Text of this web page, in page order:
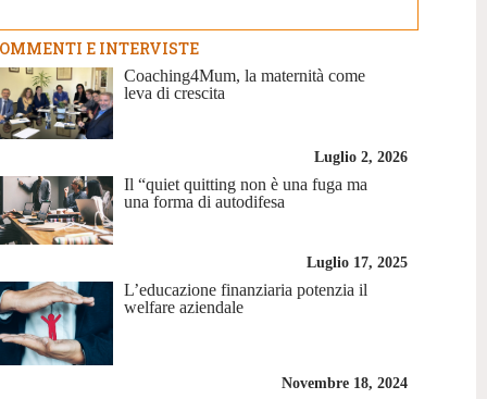
E INTERVISTE
Coaching4Mum, la maternità come
leva di crescita
Luglio 2, 2026
Il “quiet quitting non è una fuga ma
una forma di autodifesa
Luglio 17, 2025
L’educazione finanziaria potenzia il
welfare aziendale
Novembre 18, 2024